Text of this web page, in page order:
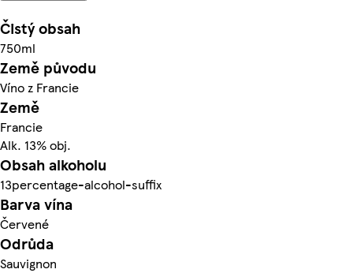
Čistý obsah
750ml
Země původu
Víno z Francie
Země
Francie
Alk. 13% obj.
Obsah alkoholu
13percentage-alcohol-suffix
Barva vína
Červené
Odrůda
Sauvignon